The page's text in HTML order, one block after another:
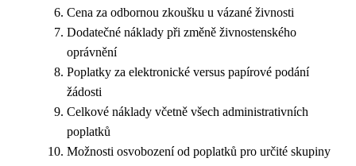
Cena za odbornou zkoušku u vázané živnosti
Dodatečné náklady při změně živnostenského
oprávnění
Poplatky za elektronické versus papírové podání
žádosti
Celkové náklady včetně všech administrativních
poplatků
Možnosti osvobození od poplatků pro určité skupiny